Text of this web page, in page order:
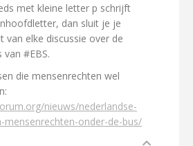
met kleine letter p schrijft
dan sluit je je
van elke discussie over de
van #EBS.
die mensenrechten wel
nieuws/nederlandse-
mensenrechten-onder-de-bus/